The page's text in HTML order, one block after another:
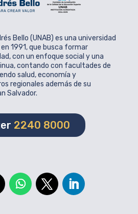
Bello (UNAB) es una universidad
1991, que busca formar
con un enfoque social y una
contando con facultades de
salud, economía y
regionales además de su
Salvador.
2240 8000